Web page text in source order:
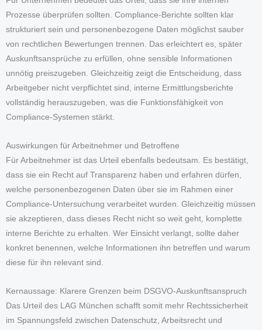
Prozesse überprüfen sollten. Compliance-Berichte sollten klar
strukturiert sein und personenbezogene Daten möglichst sauber
von rechtlichen Bewertungen trennen. Das erleichtert es, später
Auskunftsansprüche zu erfüllen, ohne sensible Informationen
unnötig preiszugeben. Gleichzeitig zeigt die Entscheidung, dass
Arbeitgeber nicht verpflichtet sind, interne Ermittlungsberichte
vollständig herauszugeben, was die Funktionsfähigkeit von
Compliance-Systemen stärkt.
Auswirkungen für Arbeitnehmer und Betroffene
Für Arbeitnehmer ist das Urteil ebenfalls bedeutsam. Es bestätigt,
dass sie ein Recht auf Transparenz haben und erfahren dürfen,
welche personenbezogenen Daten über sie im Rahmen einer
Compliance-Untersuchung verarbeitet wurden. Gleichzeitig müssen
sie akzeptieren, dass dieses Recht nicht so weit geht, komplette
interne Berichte zu erhalten. Wer Einsicht verlangt, sollte daher
konkret benennen, welche Informationen ihn betreffen und warum
diese für ihn relevant sind.
Kernaussage: Klarere Grenzen beim DSGVO-Auskunftsanspruch
Das Urteil des LAG München schafft somit mehr Rechtssicherheit
im Spannungsfeld zwischen Datenschutz, Arbeitsrecht und